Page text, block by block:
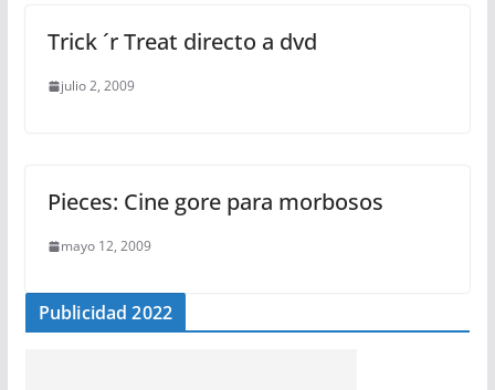
Trick ´r Treat directo a dvd
julio 2, 2009
Pieces: Cine gore para morbosos
mayo 12, 2009
Publicidad 2022